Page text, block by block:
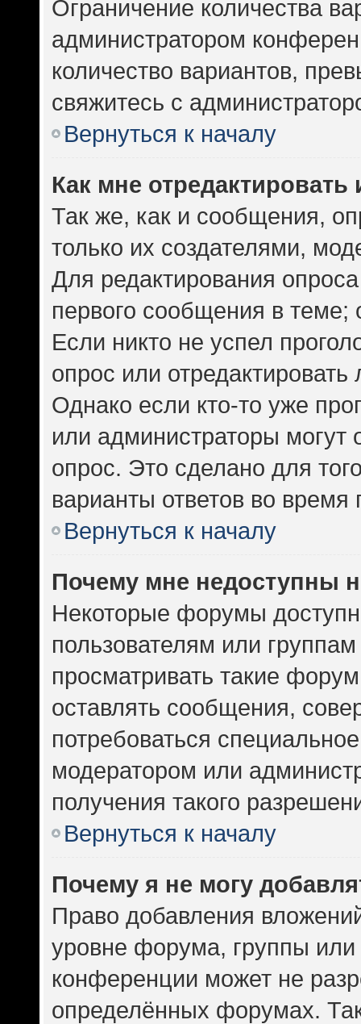
Ограничение количества
администратором
количество вариантов,
свяжитесь с
Вернуться к началу
Как мне
Так же, как и сообщения,
только их создателями,
Для редактирования
первого сообщения в теме;
Если никто не успел
опрос или
Однако если кто-то уже
или администраторы могут
опрос. Это сделано для
варианты ответов во время
Вернуться к началу
Почему мне недоступны
Некоторые форумы
пользователям или
просматривать такие
оставлять сообщения,
потребоваться
модератором или
получения такого
Вернуться к началу
Почему я не могу
Право добавления
уровне форума, группы или
конференции может не
определённых форумах.